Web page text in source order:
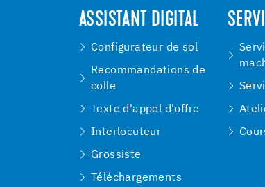
ASSISTANT DIGITAL
Configurateur de sol
Recommandations de
colle
Texte d'appel d'offre
Interlocuteur
Grossiste
Téléchargements